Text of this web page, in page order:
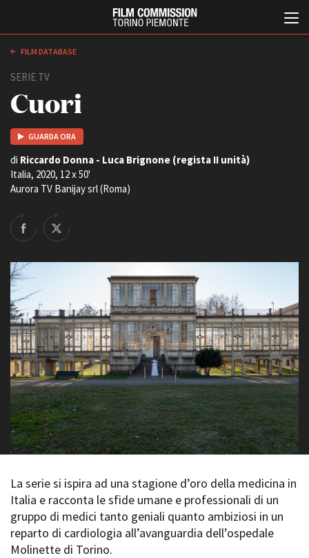
ABOUT
Chi siamo
Contatti
La sede
Partner
Rete regionale
Bilancio sociale
Amministrazione
trasparente
Bandi e gare
Sostenibilità ambientale
SERVIZI
Servizi generali
Spazi nella sede FCTP
Sala Casting
Sala Paolo Tenna
FILM FUNDS
Avenue Cove - Erasmus +
Guarda che storia!
La Grazia - Immagini e
location della Torino di Paolo
Sorrentino
Open Day
Ciak in TOur!
FESTIVAL, MARKETS,
AWARDS
International Film Festival
Rotterdam
Filmfestspiele Berlin
Festival de Cannes
Biografilm Festival - Bio to B
Industry Days
Locarno Film Festival
FILM DATABASE
SERIE TV
Cuori
GUARDA ORA
di Riccardo Donna - Luca Brignone (regista II unità)
Italia, 2020, 12 x 50'
Aurora TV Banijay srl (Roma)
La serie si ispira ad una stagione d’oro della medicina in
Italia e racconta le sfide umane e professionali di un
gruppo di medici tanto geniali quanto ambiziosi in un
reparto di cardiologia all’avanguardia dell’ospedale
Molinette di Torino.